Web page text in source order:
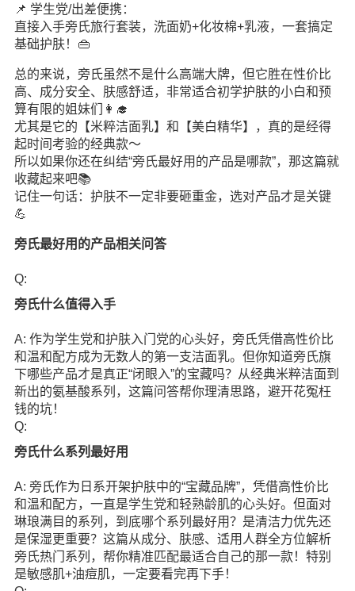
📌 学生党/出差便携：
直接入手旁氏旅行套装，洗面奶+化妆棉+乳液，一套搞定
基础护肤！👜
总的来说，旁氏虽然不是什么高端大牌，但它胜在性价比
高、成分安全、肤感舒适，非常适合初学护肤的小白和预
算有限的姐妹们👩‍🎓
尤其是它的【米粹洁面乳】和【美白精华】，真的是经得
起时间考验的经典款～
所以如果你还在纠结“旁氏最好用的产品是哪款”，那这篇就
收藏起来吧📚
记住一句话：护肤不一定非要砸重金，选对产品才是关键
💪
旁氏最好用的产品相关问答
Q:
旁氏什么值得入手
A: 作为学生党和护肤入门党的心头好，旁氏凭借高性价比
和温和配方成为无数人的第一支洁面乳。但你知道旁氏旗
下哪些产品才是真正“闭眼入”的宝藏吗？从经典米粹洁面到
新出的氨基酸系列，这篇问答帮你理清思路，避开花冤枉
钱的坑！
Q:
旁氏什么系列最好用
A: 旁氏作为日系开架护肤中的“宝藏品牌”，凭借高性价比
和温和配方，一直是学生党和轻熟龄肌的心头好。但面对
琳琅满目的系列，到底哪个系列最好用？是清洁力优先还
是保湿更重要？这篇从成分、肤感、适用人群全方位解析
旁氏热门系列，帮你精准匹配最适合自己的那一款！特别
是敏感肌+油痘肌，一定要看完再下手！